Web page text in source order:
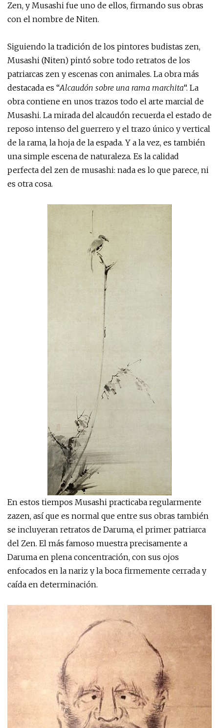
Zen, y Musashi fue uno de ellos, firmando sus obras
con el nombre de Niten.
Siguiendo la tradición de los pintores budistas zen,
Musashi (Niten) pintó sobre todo retratos de los
patriarcas zen y escenas con animales. La obra más
destacada es “Alcaudón sobre una rama marchita“. La
obra contiene en unos trazos todo el arte marcial de
Musashi. La mirada del alcaudón recuerda el estado de
reposo intenso del guerrero y el trazo único y vertical
de la rama, la hoja de la espada. Y a la vez, es también
una simple escena de naturaleza. Es la calidad
perfecta del zen de musashi: nada es lo que parece, ni
es otra cosa.
En estos tiempos Musashi practicaba regularmente
zazen, así que es normal que entre sus obras también
se incluyeran retratos de Daruma, el primer patriarca
del Zen. El más famoso muestra precisamente a
Daruma en plena concentración, con sus ojos
enfocados en la nariz y la boca firmemente cerrada y
caída en determinación.